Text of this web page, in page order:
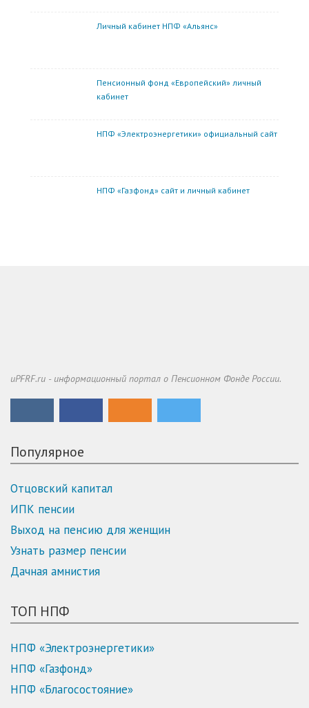
Личный кабинет НПФ «Альянс»
Пенсионный фонд «Европейский» личный
кабинет
НПФ «Электроэнергетики» официальный сайт
НПФ «Газфонд» сайт и личный кабинет
uPFRF.ru - информационный портал о Пенсионном Фонде России.
Популярное
Отцовский капитал
ИПК пенсии
Выход на пенсию для женщин
Узнать размер пенсии
Дачная амнистия
ТОП НПФ
НПФ «Электроэнергетики»
НПФ «Газфонд»
НПФ «Благосостояние»